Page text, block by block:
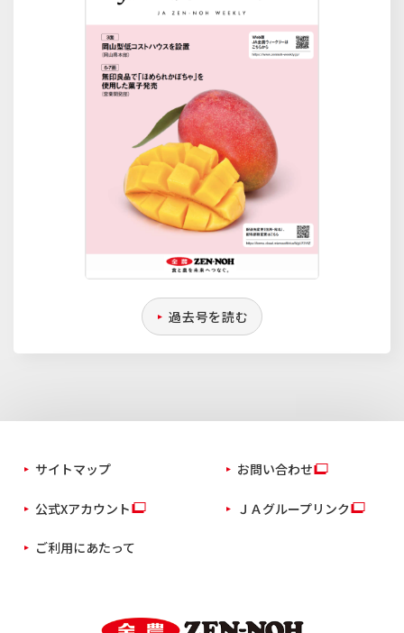
過去号を読む
サイトマップ お問い合わせ
公式Xアカウント ＪＡグループリンク
ご利用にあたって